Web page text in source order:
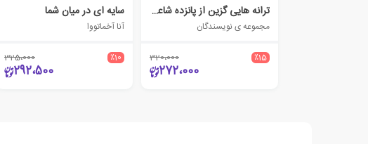
ترانه هایی گزین از پانزده شاعر شوروی
مجموعه ی نویسندگان
٪15 320،000
272،000
سایه ای در میان شما
آنا آخماتووا
٪10 325،000
292،500